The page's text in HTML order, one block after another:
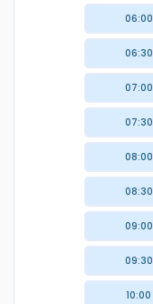
06:00
06:30
07:00
07:30
08:00
08:30
09:00
09:30
10:00